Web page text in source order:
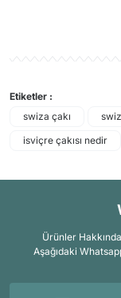
Etiketler :
swiza çakı
isviçre çakısı nedir
Ürünler
Aşağıdaki